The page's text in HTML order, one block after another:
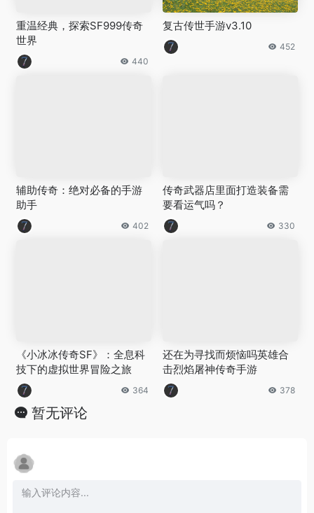
重温经典，探索SF999传奇
世界
440
复古传世手游v3.10
452
辅助传奇：绝对必备的手游
助手
402
传奇武器店里面打造装备需
要看运气吗？
330
《小冰冰传奇SF》：全息科
技下的虚拟世界冒险之旅
364
还在为寻找而烦恼吗英雄合
击烈焰屠神传奇手游
378
暂无评论